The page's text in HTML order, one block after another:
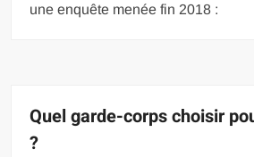
une enquête menée fin 2018 :
Quel garde-corps choisir
?